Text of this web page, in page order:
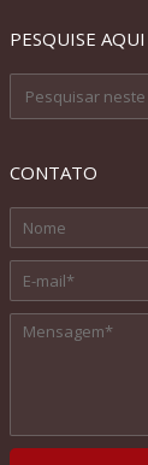
PESQUISE AQUI
CONTATO